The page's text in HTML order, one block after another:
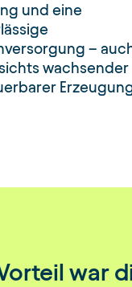
und eine
–
wachsender
war